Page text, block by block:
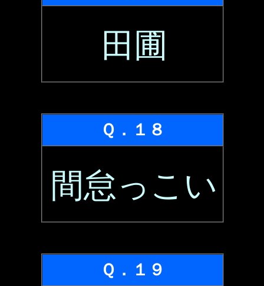
田圃
Ｑ．１８
間怠っこい
Ｑ．１９